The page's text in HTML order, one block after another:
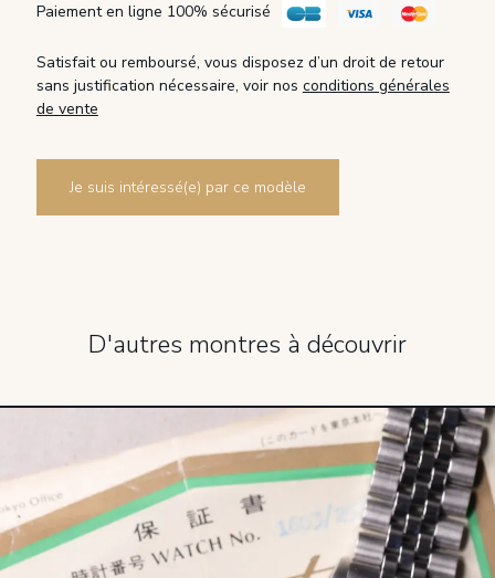
Paiement en ligne 100% sécurisé
Satisfait ou remboursé, vous disposez d’un droit de retour
sans justification nécessaire, voir nos conditions générales
de vente
Je suis intéressé(e) par ce modèle
D'autres montres à découvrir